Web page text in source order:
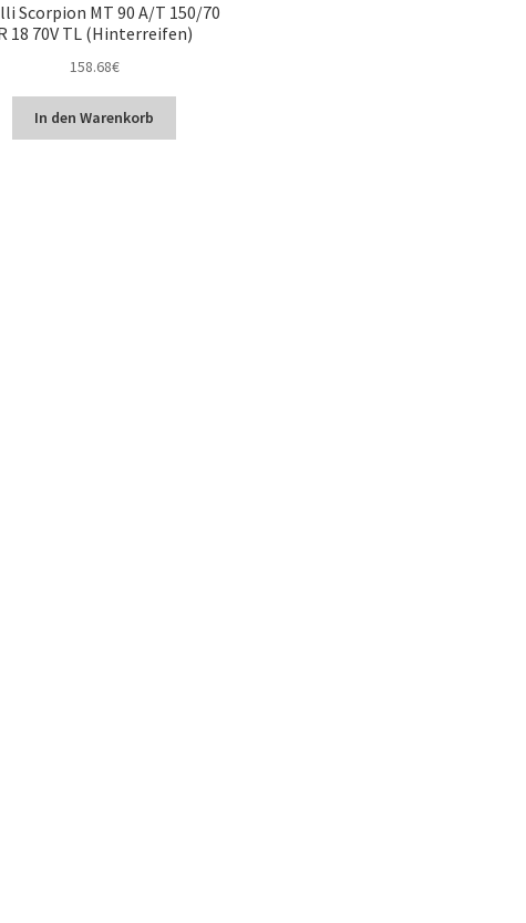
Scorpion MT 90 A/T 150/70
18 70V TL (Hinterreifen)
158.68€
In den Warenkorb